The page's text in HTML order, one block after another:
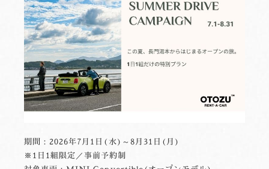
期間：2026年7月1日(水)～8月31日(月)
※1日1組限定／事前予約制